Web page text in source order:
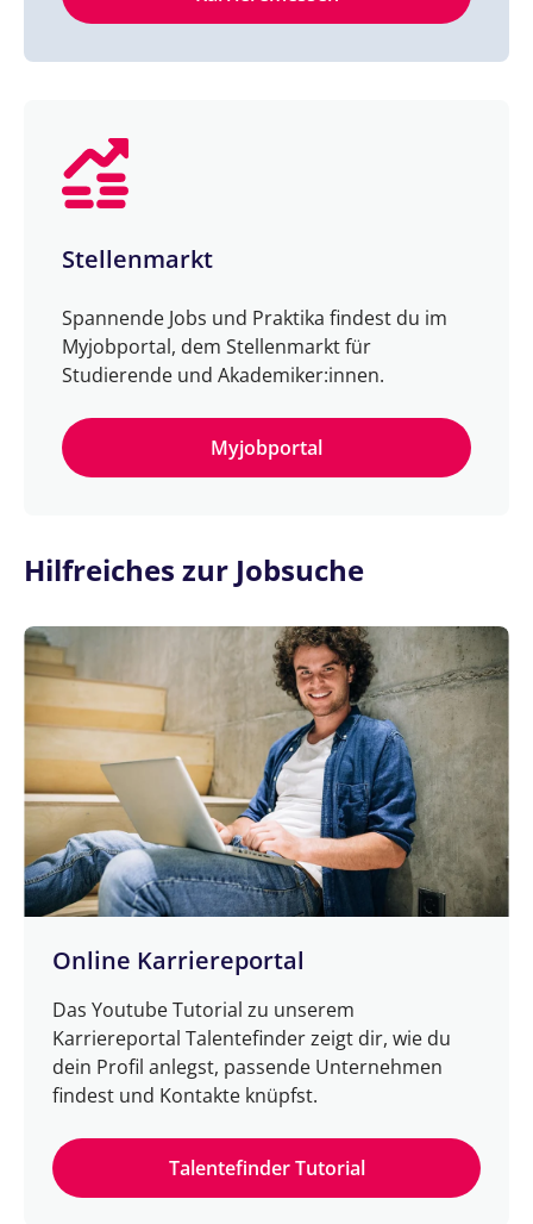
Stellenmarkt
Spannende Jobs und Praktika findest du im
Myjobportal, dem Stellenmarkt für
Studierende und Akademiker:innen.
Myjobportal
Hilfreiches zur Jobsuche
Online Karriereportal
Das Youtube Tutorial zu unserem
Karriereportal Talentefinder zeigt dir, wie du
dein Profil anlegst, passende Unternehmen
findest und Kontakte knüpfst.
Talentefinder Tutorial